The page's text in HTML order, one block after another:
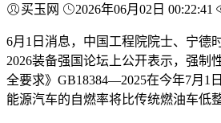
买玉网 2026年06月02日 00:22:41
6月1日消息，中国工程院院士、宁德
2026装备强国论坛上公开表示，强制
全要求》GB18384—2025在今年7月1
能源汽车的自燃率将比传统燃油车低